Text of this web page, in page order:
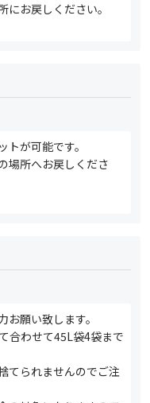
お戻しください。
が可能です。
場所へお戻しくださ
願い致します。
合わせて45L袋4袋まで
てられませんのでご注